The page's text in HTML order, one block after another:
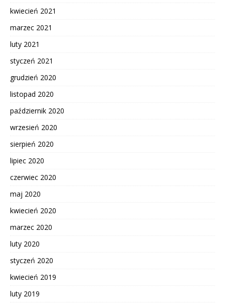
kwiecień 2021
marzec 2021
luty 2021
styczeń 2021
grudzień 2020
listopad 2020
październik 2020
wrzesień 2020
sierpień 2020
lipiec 2020
czerwiec 2020
maj 2020
kwiecień 2020
marzec 2020
luty 2020
styczeń 2020
kwiecień 2019
luty 2019